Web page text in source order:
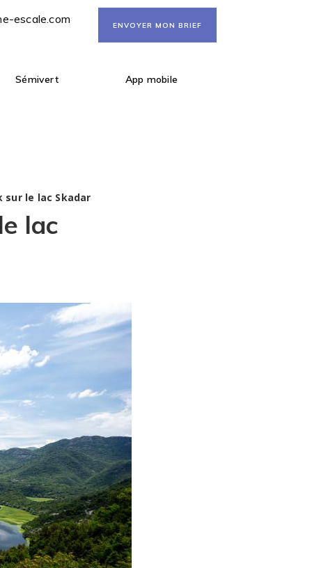
escale.com
ENVOYER MON BRIEF
Sémivert App mobile
sur le lac Skadar
lac